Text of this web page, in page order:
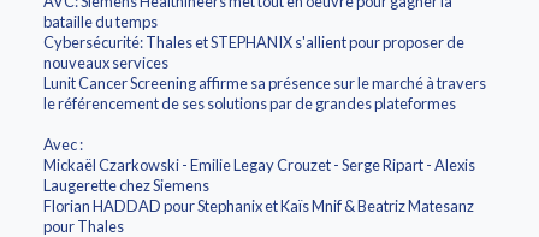
bataille du temps
Cybersécurité: Thales et STEPHANIX s'allient pour proposer de
nouveaux services
Lunit Cancer Screening affirme sa présence sur le marché à travers
le référencement de ses solutions par de grandes plateformes
Avec :
Mickaël Czarkowski - Emilie Legay Crouzet - Serge Ripart - Alexis
Laugerette chez Siemens
Florian HADDAD pour Stephanix et Kaïs Mnif & Beatriz Matesanz
pour Thales